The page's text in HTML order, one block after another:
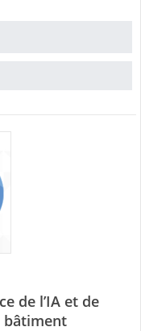
de l’IA et de
bâtiment